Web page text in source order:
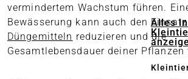
Alles in
vermindertem Wachstum führen.
Bewässerung kann auch den
Düngemitteln reduzieren und die
Gesamtlebensdauer deiner Pflanzen